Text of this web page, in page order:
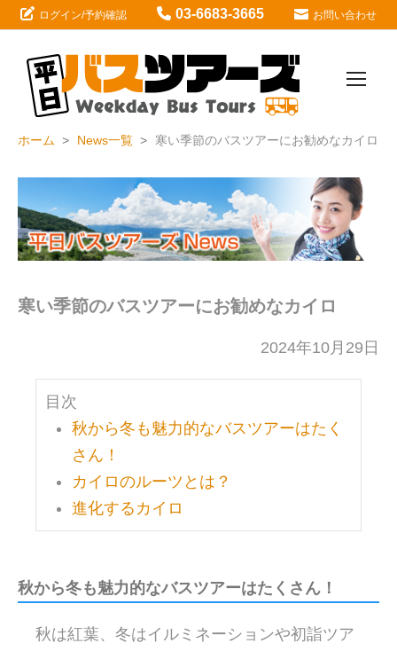
ログイン/予約確認 03-6683-3665 お問い合わせ
ホーム News一覧 寒い季節のバスツアーにお勧めなカイロ
寒い季節のバスツアーにお勧めなカイロ
2024年10月29日
目次
秋から冬も魅力的なバスツアーはたく
さん！
カイロのルーツとは？
進化するカイロ
秋から冬も魅力的なバスツアーはたくさん！
秋は紅葉、冬はイルミネーションや初詣ツア